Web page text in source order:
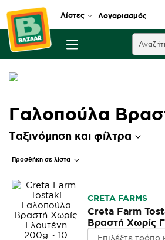
Λίστες Λογαριασμός
Γαλοπούλα
Ταξινόμηση και φίλτρα
Προσθήκη σε λίστα
CRETA FARMS
Creta Farm
Βραστή Χωρίς
10 φέτες